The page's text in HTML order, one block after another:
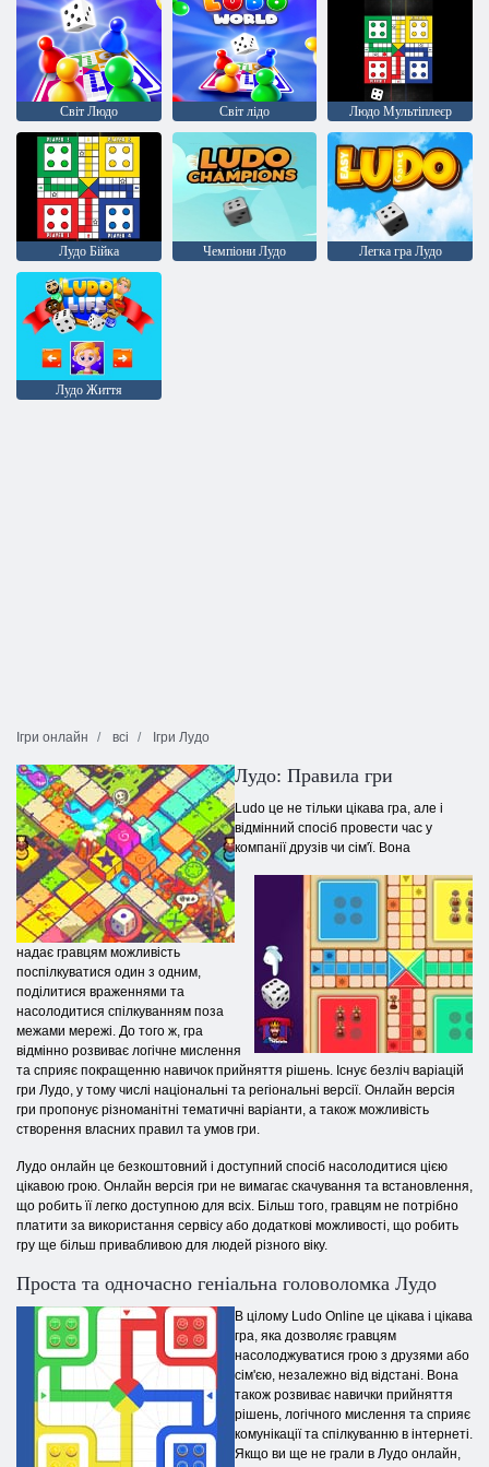
Світ Людо Світ лідо Людо Мультіплеєр
Лудо Бійка Чемпіони Лудо Легка гра Лудо
Лудо Життя
Ігри онлайн всі Ігри Лудо
Лудо: Правила гри
Ludo це не тільки цікава гра, але і
відмінний спосіб провести час у
компанії друзів чи сім'ї. Вона
надає гравцям можливість
поспілкуватися один з одним,
поділитися враженнями та
насолодитися спілкуванням поза
межами мережі. До того ж, гра
відмінно розвиває логічне мислення
та сприяє покращенню навичок прийняття рішень. Існує безліч варіацій
гри Лудо, у тому числі національні та регіональні версії. Онлайн версія
гри пропонує різноманітні тематичні варіанти, а також можливість
створення власних правил та умов гри.
Лудо онлайн це безкоштовний і доступний спосіб насолодитися цією
цікавою грою. Онлайн версія гри не вимагає скачування та встановлення,
що робить її легко доступною для всіх. Більш того, гравцям не потрібно
платити за використання сервісу або додаткові можливості, що робить
гру ще більш привабливою для людей різного віку.
Проста та одночасно геніальна головоломка Лудо
В цілому Ludo Online це цікава і цікава
гра, яка дозволяє гравцям
насолоджуватися грою з друзями або
сім'єю, незалежно від відстані. Вона
також розвиває навички прийняття
рішень, логічного мислення та сприяє
комунікації та спілкуванню в інтернеті.
Якщо ви ще не грали в Лудо онлайн,